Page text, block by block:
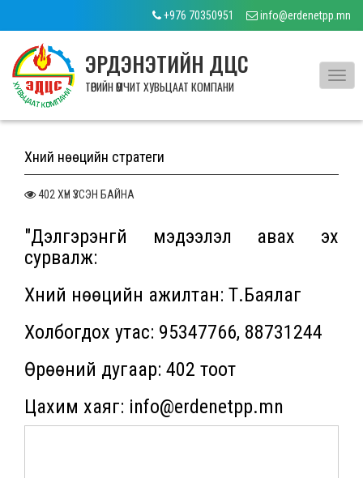
+976 70350951 info@erdenetpp.mn
ЭРДЭНЭТИЙН ДЦС
ТӨРИЙН ӨМЧИТ ХУВЬЦААТ КОМПАНИ
Хүний нөөцийн стратеги
402 ХҮН ҮЗСЭН БАЙНА
"Дэлгэрэнгүй мэдээлэл авах эх
сурвалж:
Хүний нөөцийн ажилтан: Т.Баялаг
Холбогдох утас: 95347766, 88731244
Өрөөний дугаар: 402 тоот
Цахим хаяг: info@erdenetpp.mn